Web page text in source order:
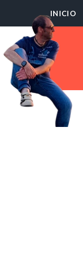
INICIO